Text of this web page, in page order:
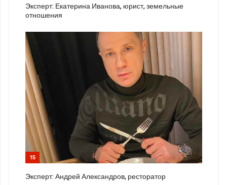
Эксперт: Екатерина Иванова, юрист, земельные
отношения
15
Эксперт: Андрей Александров, ресторатор